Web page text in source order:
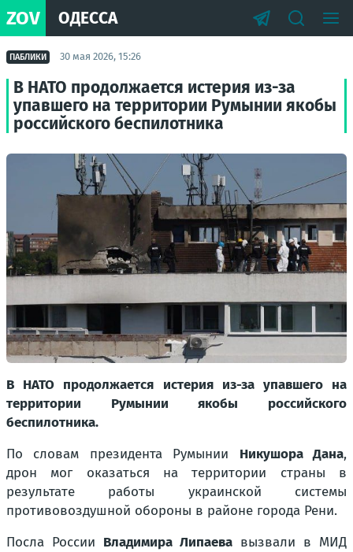
ZOV ОДЕССА
ПАБЛИКИ 30 мая 2026, 15:26
В НАТО продолжается истерия из-за
упавшего на территории Румынии якобы
российского беспилотника
В НАТО продолжается истерия из-за упавшего на
территории Румынии якобы российского
беспилотника.
По словам президента Румынии Никушора Дана,
дрон мог оказаться на территории страны в
результате работы украинской системы
противовоздушной обороны в районе города Рени.
Посла России Владимира Липаева вызвали в МИД